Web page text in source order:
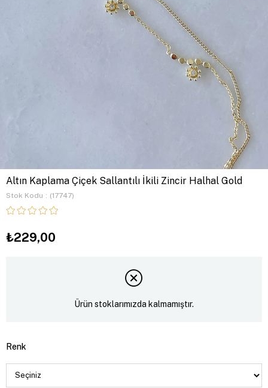
Altın Kaplama Çiçek Sallantılı İkili Zincir Halhal Gold
Stok Kodu (17747)
₺229,00
Ürün stoklarımızda kalmamıştır.
Renk